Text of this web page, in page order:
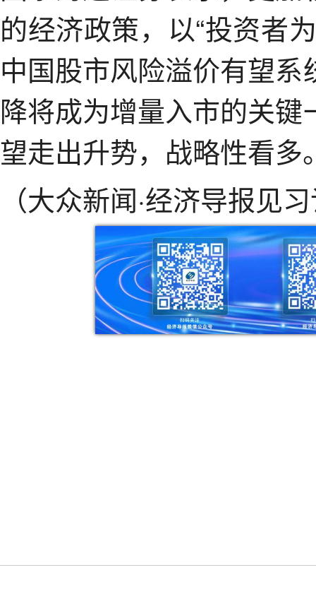
的经济政策，以“投资者
中国股市风险溢价有望
降将成为增量入市的关
望走出升势，战略性看
（大众新闻·经济导报见